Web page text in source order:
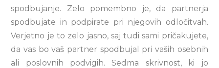
spodbujanje. Zelo pomembno je, da partnerja
spodbujate in podpirate pri njegovih odločitvah.
Verjetno je to zelo jasno, saj tudi sami pričakujete,
da vas bo vaš partner spodbujal pri vaših osebnih
ali poslovnih podvigih. Sedma skrivnost, ki jo